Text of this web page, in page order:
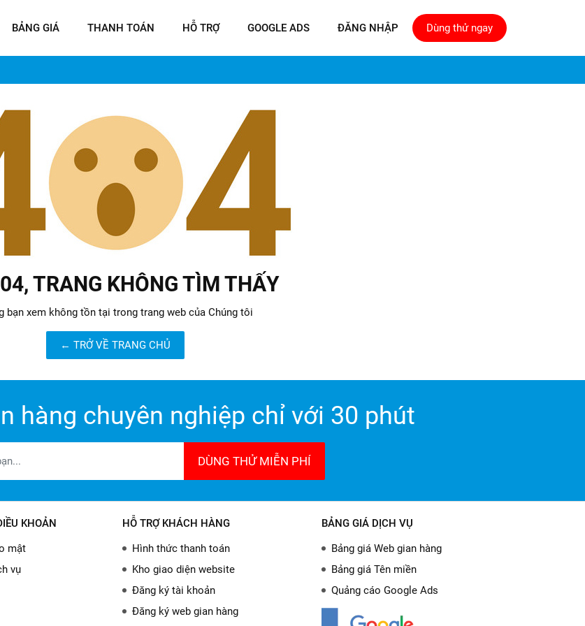
BẢNG GIÁ THANH TOÁN HỖ TRỢ GOOGLE ADS ĐĂNG NHẬP Dùng thử ngay
TRANG KHÔNG TÌM THẤY
bạn xem không tồn tại trong trang web của Chúng tôi
← TRỞ VỀ TRANG CHỦ
hàng chuyên nghiệp chỉ với 30 phút
DÙNG THỬ MIỄN PHÍ
KHOẢN
mật
vụ
HỖ TRỢ KHÁCH HÀNG
Hình thức thanh toán
Kho giao diện website
Đăng ký tài khoản
Đăng ký web gian hàng
BẢNG GIÁ DỊCH VỤ
Bảng giá Web gian hàng
Bảng giá Tên miền
Quảng cáo Google Ads